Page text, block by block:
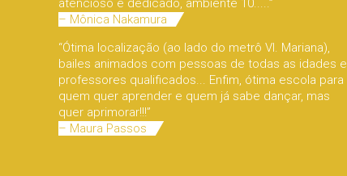
atencioso e dedicado, ambiente 10.....”
– Mônica Nakamura
“Ótima localização (ao lado do metrô Vl. Mariana),
bailes animados com pessoas de todas as idades e
professores qualificados... Enfim, ótima escola para
quem quer aprender e quem já sabe dançar, mas
quer aprimorar!!!”
– Maura Passos